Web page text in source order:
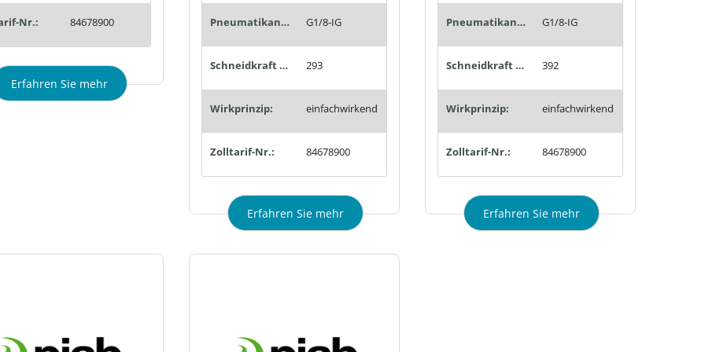
Nr.: 84678900
Erfahren Sie mehr
Pneumatikanschluss: G1/8-IG
Schneidkraft max. (N): 293
Wirkprinzip: einfachwirkend
Zolltarif-Nr.: 84678900
Erfahren Sie mehr
Pneumatikanschluss: G1/8-IG
Schneidkraft max. (N): 392
Wirkprinzip: einfachwirkend
Zolltarif-Nr.: 84678900
Erfahren Sie mehr